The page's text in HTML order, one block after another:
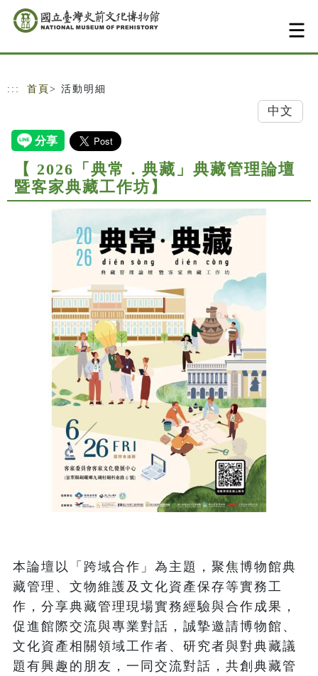
跳到主要內容
網站導覽
::: 首頁 > 活動明細
中文
【 2026「典常．典藏」典藏管理論壇
暨客家典藏工作坊】
本論壇以「跨域合作」為主題，聚焦博物館典
藏管理、文物維護及文化資產保存等實務工
作，分享典藏管理現場實務經驗與合作成果，
促進館際交流與專業對話，誠摯邀請博物館、
文化資產相關領域工作者、研究者與對典藏議
題有興趣的朋友，一同交流對話，共創典藏管